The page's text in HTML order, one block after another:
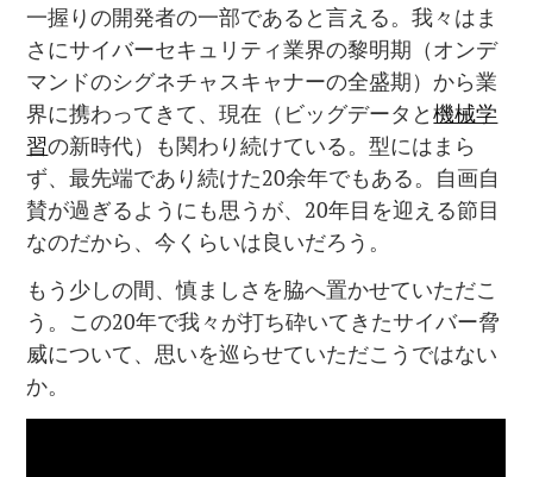
一握りの開発者の一部であると言える。我々はま
さにサイバーセキュリティ業界の黎明期（オンデ
マンドのシグネチャスキャナーの全盛期）から業
界に携わってきて、現在（ビッグデータと機械学
習の新時代）も関わり続けている。型にはまら
ず、最先端であり続けた20余年でもある。自画自
賛が過ぎるようにも思うが、20年目を迎える節目
なのだから、今くらいは良いだろう。
もう少しの間、慎ましさを脇へ置かせていただこ
う。この20年で我々が打ち砕いてきたサイバー脅
威について、思いを巡らせていただこうではない
か。